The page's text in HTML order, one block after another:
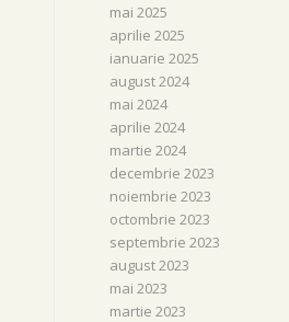
mai 2025
aprilie 2025
ianuarie 2025
august 2024
mai 2024
aprilie 2024
martie 2024
decembrie 2023
noiembrie 2023
octombrie 2023
septembrie 2023
august 2023
mai 2023
martie 2023